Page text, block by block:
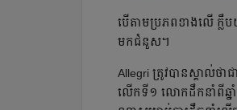
បើ​តាម​ប្រភព​ខាង​លើ​ ក្
មក​ជំនួស​។
Allegri ត្រូវ​បាន​ស្គាល់​ថ
លើក​ទី​១ លោក​ដឹកនាំ​ពី​ឆ្ន